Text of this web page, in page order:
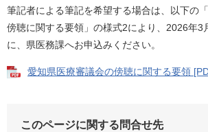
筆記者による筆記を希望する場合は、以下の
傍聴に関する要領」の様式2により、2026年3
に、県医務課へお申込みください。
愛知県医療審議会の傍聴に関する要領
このページに関する問合せ先